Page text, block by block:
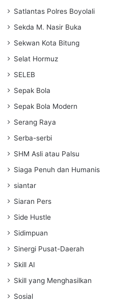
Satlantas Polres Boyolali
Sekda M. Nasir Buka
Sekwan Kota Bitung
Selat Hormuz
SELEB
Sepak Bola
Sepak Bola Modern
Serang Raya
Serba-serbi
SHM Asli atau Palsu
Siaga Penuh dan Humanis
siantar
Siaran Pers
Side Hustle
Sidimpuan
Sinergi Pusat-Daerah
Skill AI
Skill yang Menghasilkan
Sosial